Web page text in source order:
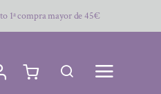
1ª compra mayor de 45€